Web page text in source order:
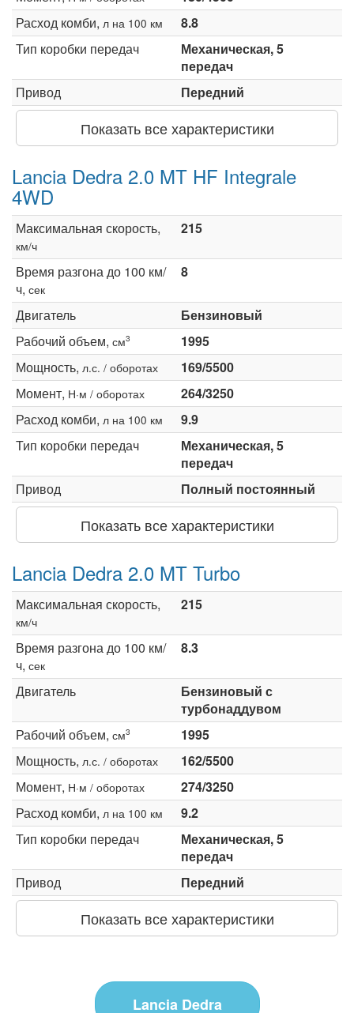
Расход комби, л на 100 км
8.8
Тип коробки передач
Механическая, 5
передач
Привод
Передний
Показать все характеристики
Lancia Dedra 2.0 MT HF Integrale
4WD
Максимальная скорость,
км/ч
215
Время разгона до 100 км/
ч, сек
8
Двигатель
Бензиновый
Рабочий объем, см3
1995
Мощность, л.с. / оборотах
169/5500
Момент, Н·м / оборотах
264/3250
Расход комби, л на 100 км
9.9
Тип коробки передач
Механическая, 5
передач
Привод
Полный постоянный
Показать все характеристики
Lancia Dedra 2.0 MT Turbo
Максимальная скорость,
км/ч
215
Время разгона до 100 км/
ч, сек
8.3
Двигатель
Бензиновый с
турбонаддувом
Рабочий объем, см3
1995
Мощность, л.с. / оборотах
162/5500
Момент, Н·м / оборотах
274/3250
Расход комби, л на 100 км
9.2
Тип коробки передач
Механическая, 5
передач
Привод
Передний
Показать все характеристики
Lancia Dedra